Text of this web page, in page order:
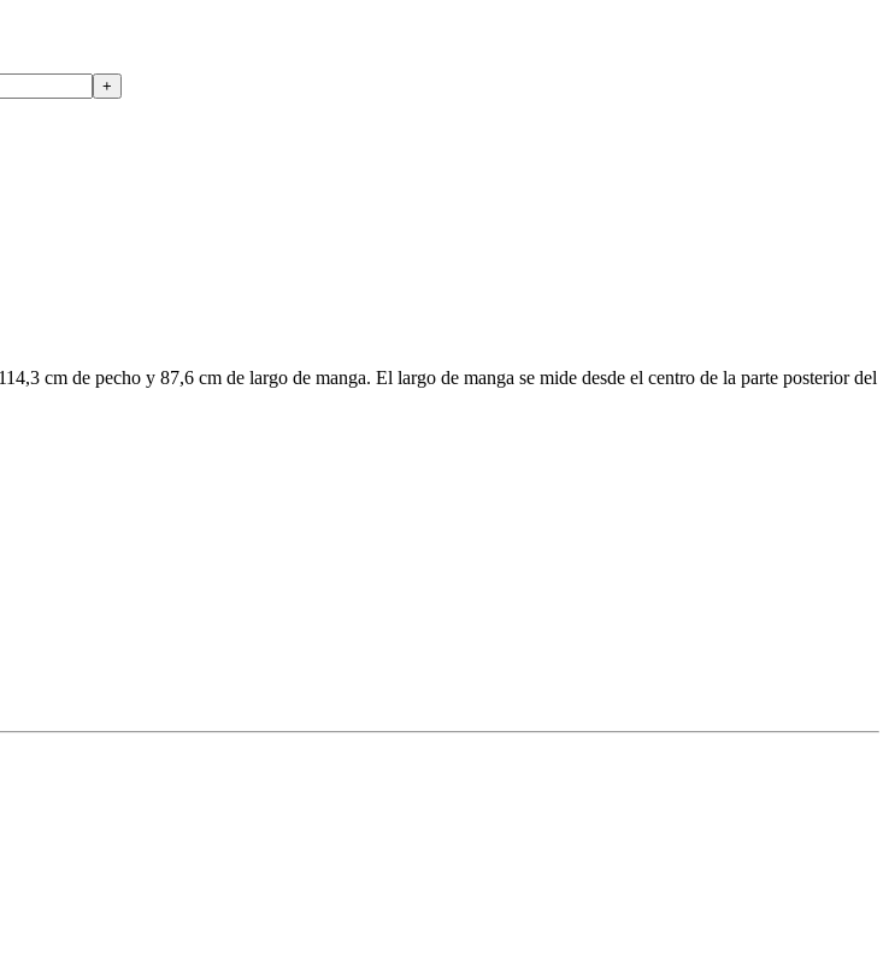
cm de pecho y 87,6 cm de largo de manga. El largo de manga se mide desde el centro de la parte posterior del